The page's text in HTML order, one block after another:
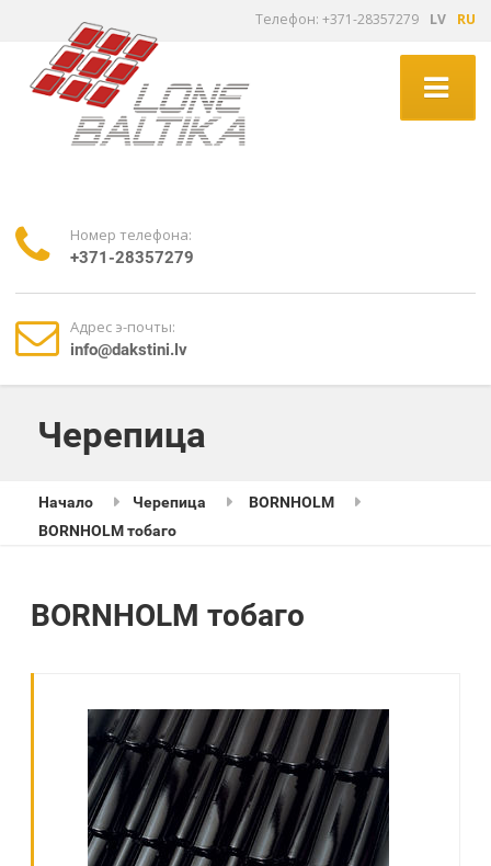
Tелефон: +371-28357279 LV RU
Номер телефона:
+371-28357279
Адрес э-почты:
info@dakstini.lv
Черепица
Начало Черепица
BORNHOLM
BORNHOLM тобаго
BORNHOLM тобаго